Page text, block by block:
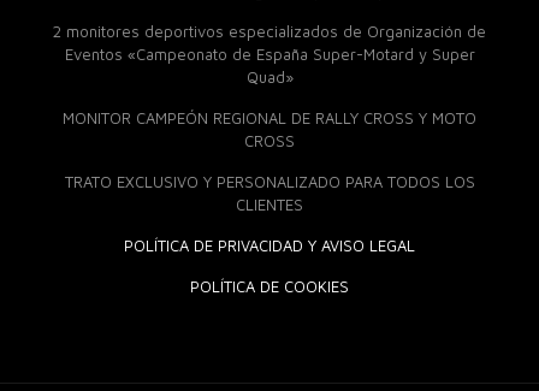
2 monitores deportivos especializados de Organización de
Eventos «Campeonato de España Super-Motard y Super
Quad»
MONITOR CAMPEÓN REGIONAL DE RALLY CROSS Y MOTO
CROSS
TRATO EXCLUSIVO Y PERSONALIZADO PARA TODOS LOS
CLIENTES
POLÍTICA DE PRIVACIDAD Y AVISO LEGAL
POLÍTICA DE COOKIES